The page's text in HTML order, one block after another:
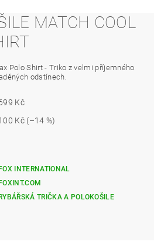
MATCH COOL
Polo Shirt - Triko z velmi příjemného
odstínech.
Kč
Kč (–14 %)
INTERNATIONAL
TRIČKA A POLOKOŠILE